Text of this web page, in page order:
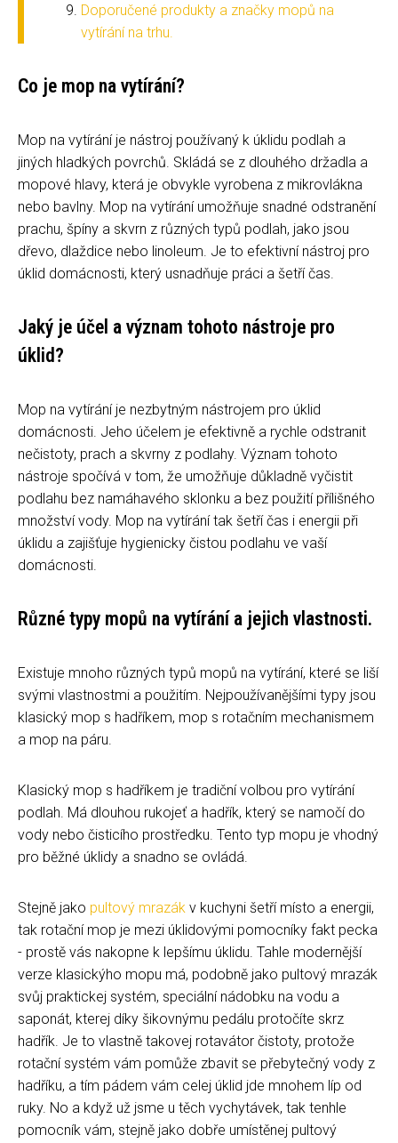
Doporučené produkty a značky mopů na
vytírání na trhu.
Co je mop na vytírání?
Mop na vytírání je nástroj používaný k úklidu podlah a
jiných hladkých povrchů. Skládá se z dlouhého držadla a
mopové hlavy, která je obvykle vyrobena z mikrovlákna
nebo bavlny. Mop na vytírání umožňuje snadné odstranění
prachu, špíny a skvrn z různých typů podlah, jako jsou
dřevo, dlaždice nebo linoleum. Je to efektivní nástroj pro
úklid domácnosti, který usnadňuje práci a šetří čas.
Jaký je účel a význam tohoto nástroje pro
úklid?
Mop na vytírání je nezbytným nástrojem pro úklid
domácnosti. Jeho účelem je efektivně a rychle odstranit
nečistoty, prach a skvrny z podlahy. Význam tohoto
nástroje spočívá v tom, že umožňuje důkladně vyčistit
podlahu bez namáhavého sklonku a bez použití přílišného
množství vody. Mop na vytírání tak šetří čas i energii při
úklidu a zajišťuje hygienicky čistou podlahu ve vaší
domácnosti.
Různé typy mopů na vytírání a jejich vlastnosti.
Existuje mnoho různých typů mopů na vytírání, které se liší
svými vlastnostmi a použitím. Nejpoužívanějšími typy jsou
klasický mop s hadříkem, mop s rotačním mechanismem
a mop na páru.
Klasický mop s hadříkem je tradiční volbou pro vytírání
podlah. Má dlouhou rukojeť a hadřík, který se namočí do
vody nebo čisticího prostředku. Tento typ mopu je vhodný
pro běžné úklidy a snadno se ovládá.
Stejně jako pultový mrazák v kuchyni šetří místo a energii,
tak rotační mop je mezi úklidovými pomocníky fakt pecka
- prostě vás nakopne k lepšímu úklidu. Tahle modernější
verze klasickýho mopu má, podobně jako pultový mrazák
svůj praktickej systém, speciální nádobku na vodu a
saponát, kterej díky šikovnýmu pedálu protočíte skrz
hadřík. Je to vlastně takovej rotavátor čistoty, protože
rotační systém vám pomůže zbavit se přebytečný vody z
hadříku, a tím pádem vám celej úklid jde mnohem líp od
ruky. No a když už jsme u těch vychytávek, tak tenhle
pomocník vám, stejně jako dobře umístěnej pultový